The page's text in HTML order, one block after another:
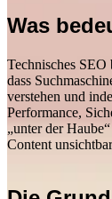
Was
Technisches SEO
dass
verstehen und
Performance,
„unter der
Content